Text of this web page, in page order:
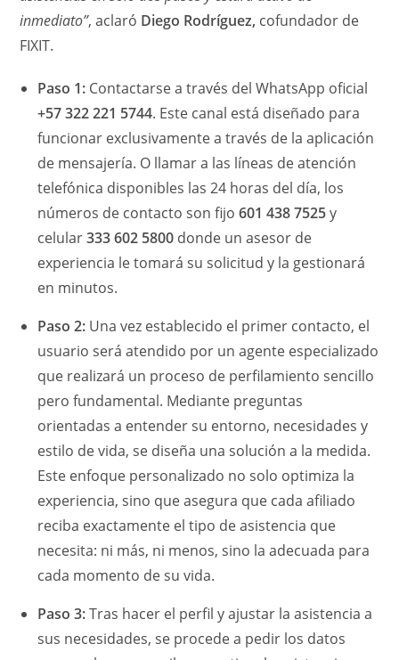
inmediato”, aclaró Diego Rodríguez, cofundador de
FIXIT.
Paso 1: Contactarse a través del WhatsApp oficial
+57 322 221 5744. Este canal está diseñado para
funcionar exclusivamente a través de la aplicación
de mensajería. O llamar a las líneas de atención
telefónica disponibles las 24 horas del día, los
números de contacto son fijo601 438 7525y
celular333 602 5800 donde un asesor de
experiencia le tomará su solicitud y la gestionará
en minutos.
Paso 2: Una vez establecido el primer contacto, el
usuario será atendido por un agente especializado
que realizará un proceso de perfilamiento sencillo
pero fundamental. Mediante preguntas
orientadas a entender su entorno, necesidades y
estilo de vida, se diseña una solución a la medida.
Este enfoque personalizado no solo optimiza la
experiencia, sino que asegura que cada afiliado
reciba exactamente el tipo de asistencia que
necesita: ni más, ni menos, sino la adecuada para
cada momento de su vida.
Paso 3:Tras hacer el perfil y ajustar la asistencia a
sus necesidades, se procede a pedir los datos